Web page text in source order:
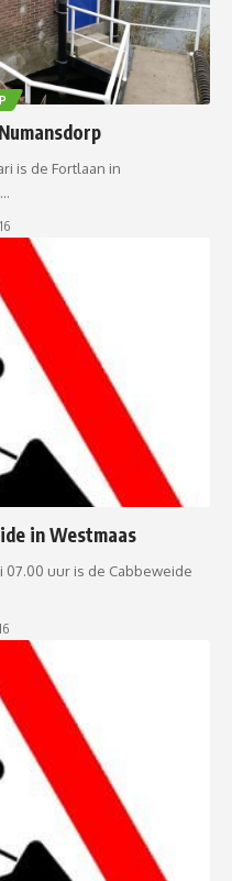
is de Fortlaan in
in Westmaas
07.00 uur is de Cabbeweide